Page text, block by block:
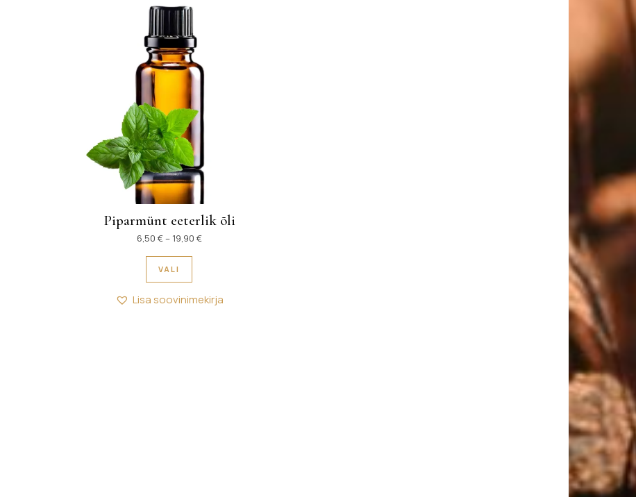
6,50 € kuni 16,90 €
mitu varianti. Valikuid saab teha tootelehel.
Piparmünt eeterlik õli
6,50 €– 19,90 €Hinnavahemik: 6,50 € kuni 19,90 €
VALI
Sellel tootel on mitu varianti. Valikuid saab teha tootelehel.
Lisa soovinimekirja